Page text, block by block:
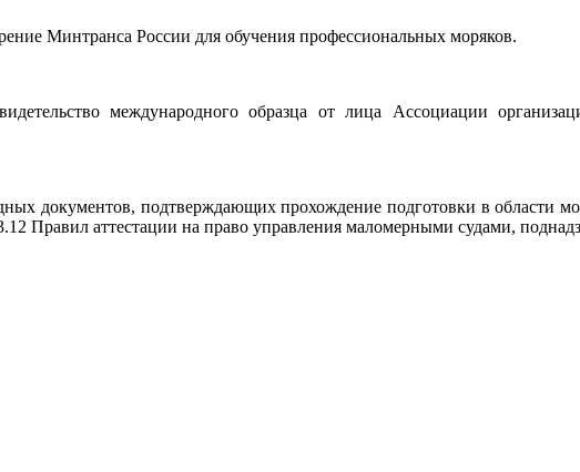
Минтранса России для обучения профессиональных моряков.
международного образца от лица Ассоциации
документов, подтверждающих прохождение подготовки в области
Правил аттестации на право управления маломерными судами,